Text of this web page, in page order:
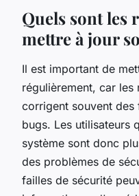
Quels sont les
mettre à jour
Il est important de
régulièrement, car les
corrigent souvent des
bugs. Les utilisateurs
système sont donc
des problèmes de
failles de sécurité